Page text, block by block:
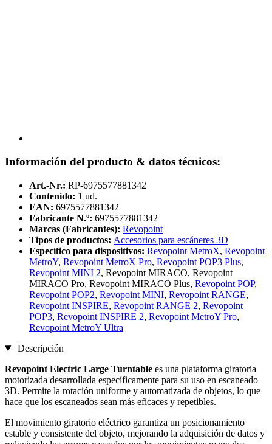
Información del producto & datos técnicos:
Art.-Nr.: RP-6975577881342
Contenido: 1 ud.
EAN: 6975577881342
Fabricante N.º: 6975577881342
Marcas (Fabricantes): Revopoint
Tipos de productos: Accesorios para escáneres 3D
Específico para dispositivos: Revopoint MetroX, Revopoint
MetroY, Revopoint MetroX Pro, Revopoint POP3 Plus,
Revopoint MINI 2, Revopoint MIRACO, Revopoint
MIRACO Pro, Revopoint MIRACO Plus, Revopoint POP,
Revopoint POP2, Revopoint MINI, Revopoint RANGE,
Revopoint INSPIRE, Revopoint RANGE 2, Revopoint
POP3, Revopoint INSPIRE 2, Revopoint MetroY Pro,
Revopoint MetroY Ultra
Descripción
Revopoint Electric Large Turntable es una plataforma giratoria
motorizada desarrollada específicamente para su uso en escaneado
3D. Permite la rotación uniforme y automatizada de objetos, lo que
hace que los escaneados sean más eficaces y repetibles.
El movimiento giratorio eléctrico garantiza un posicionamiento
estable y consistente del objeto, mejorando la adquisición de datos y